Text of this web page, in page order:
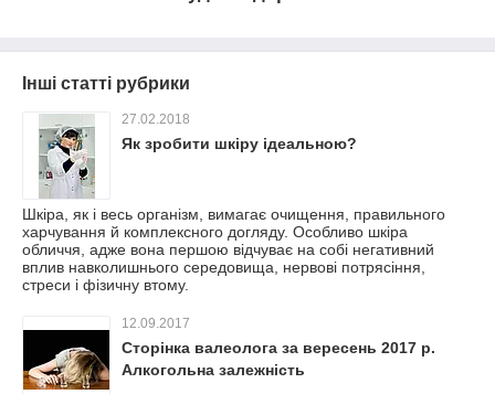
Інші статті рубрики
27.02.2018
Як зробити шкіру ідеальною?
Шкіра, як і весь організм, вимагає очищення, правильного
харчування й комплексного догляду. Особливо шкіра
обличчя, адже вона першою відчуває на собі негативний
вплив навколишнього середовища, нервові потрясіння,
стреси і фізичну втому.
12.09.2017
Сторінка валеолога за вересень 2017 р.
Алкогольна залежність